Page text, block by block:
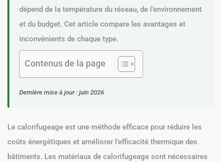
dépend de la température du réseau, de l’environnement
et du budget. Cet article compare les avantages et
inconvénients de chaque type.
Contenus de la page
Dernière mise à jour : juin 2026
Le calorifugeage est une méthode efficace pour réduire les
coûts énergétiques et améliorer l’efficacité thermique des
bâtiments. Les matériaux de calorifugeage sont nécessaires